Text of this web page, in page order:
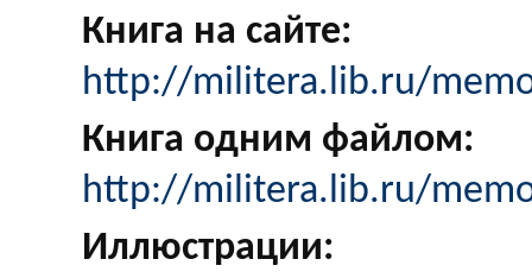
Книга на сайте:
http://militera.lib.ru/
Книга одним файлом:
http://militera.lib.ru/
Иллюстрации: